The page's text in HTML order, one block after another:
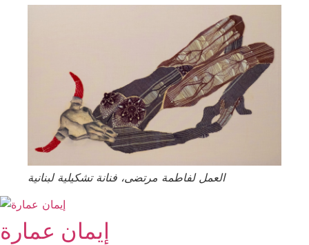
العمل لفاطمة مرتضى، فنانة تشكيلية لبنانية
إيمان عمارة